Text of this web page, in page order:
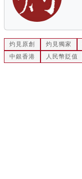
灼見原創 灼見獨家
中銀香港
人民幣貶值